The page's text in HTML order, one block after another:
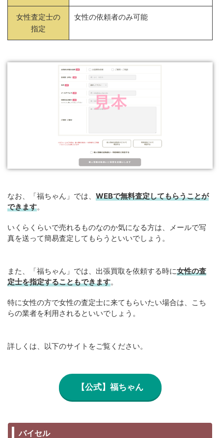
女性査定士の
指定
女性の依頼者のみ可能
なお、「福ちゃん」では、 WEBで無料査定してもらうことが
できます。
いくらくらいで売れるものなのか気になる方は、メールで写
真を送って簡易査定してもらうといいでしょう。
また、「福ちゃん」では、出張買取を依頼する時に女性の査
定士を指定することもできます。
特に女性の方で女性の査定士に来てもらいたい場合は、こち
らの業者を利用されるといいでしょう。
詳しくは、以下のサイトをご覧ください。
【公式】福ちゃん
バイセル